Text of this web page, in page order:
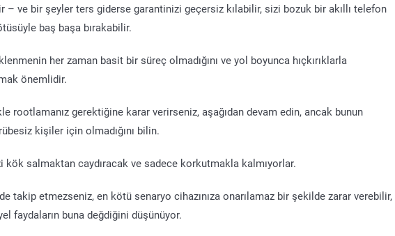
ve bir şeyler ters giderse garantinizi geçersiz kılabilir, sizi bozuk bir akıllı telefon
baş başa bırakabilir.
her zaman basit bir süreç olmadığını ve yol boyunca hıçkırıklarla
önemlidir.
rootlamanız gerektiğine karar verirseniz, aşağıdan devam edin, ancak bunun
kişiler için olmadığını bilin.
kök salmaktan caydıracak ve sadece korkutmakla kalmıyorlar.
takip etmezseniz, en kötü senaryo cihazınıza onarılamaz bir şekilde zarar verebilir,
faydaların buna değdiğini düşünüyor.